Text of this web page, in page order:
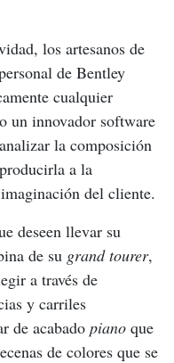
los artesanos de
de Bentley
cualquier
un innovador software
la composición
a la
del cliente.
deseen llevar su
de su grand tourer,
a través de
y carriles
de acabado piano que
de colores que se